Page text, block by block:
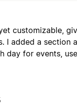
customizable,
I added a
day for events,